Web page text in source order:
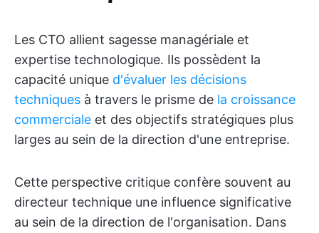
Les CTO allient sagesse managériale et
expertise technologique. Ils possèdent la
capacité unique d'évaluer les décisions
techniques à travers le prisme de la croissance
commerciale et des objectifs stratégiques plus
larges au sein de la direction d'une entreprise.
Cette perspective critique confère souvent au
directeur technique une influence significative
au sein de la direction de l'organisation. Dans